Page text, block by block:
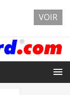
VOIR